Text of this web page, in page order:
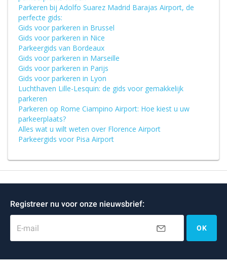
Parkeren bij Adolfo Suarez Madrid Barajas Airport, de
perfecte gids:
Gids voor parkeren in Brussel
Gids voor parkeren in Nice
Parkeergids van Bordeaux
Gids voor parkeren in Marseille
Gids voor parkeren in Parijs
Gids voor parkeren in Lyon
Luchthaven Lille-Lesquin: de gids voor gemakkelijk
parkeren
Parkeren op Rome Ciampino Airport: Hoe kiest u uw
parkeerplaats?
Alles wat u wilt weten over Florence Airport
Parkeergids voor Pisa Airport
Registreer nu voor onze nieuwsbrief:
E-mail OK